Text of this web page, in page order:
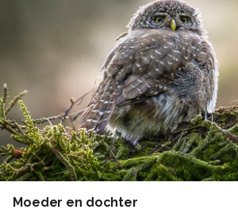
Moeder en dochter